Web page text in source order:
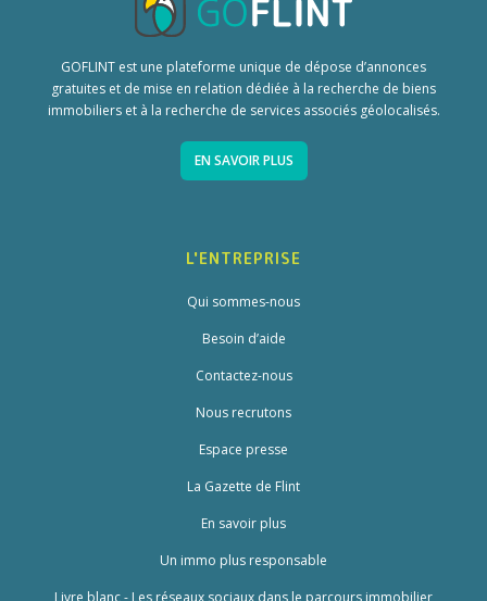
GOFLINT est une plateforme unique de dépose d’annonces
gratuites et de mise en relation dédiée à la recherche de biens
immobiliers et à la recherche de services associés géolocalisés.
EN SAVOIR PLUS
L'ENTREPRISE
Qui sommes-nous
Besoin d’aide
Contactez-nous
Nous recrutons
Espace presse
La Gazette de Flint
En savoir plus
Un immo plus responsable
Livre blanc - Les réseaux sociaux dans le parcours immobilier